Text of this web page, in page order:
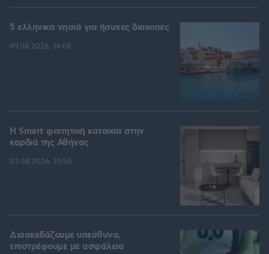
5 ελληνικά νησιά για ήσυχες διακοπές
09.08.2026, 14:08
Η Smart φοιτητική κατοικία στην
καρδιά της Αθήνας
03.08.2026, 10:56
Διασκεδάζουμε υπεύθυνα,
επιστρέφουμε με ασφάλεια